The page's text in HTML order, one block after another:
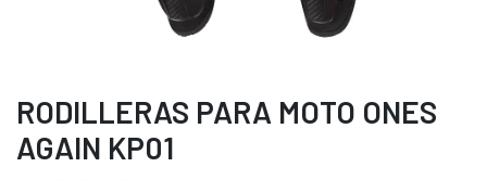
RODILLERAS PARA MOTO ONES
AGAIN KP01